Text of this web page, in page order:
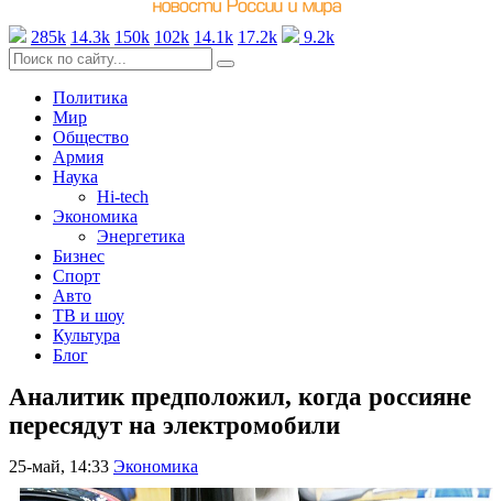
285k 14.3k 150k 102k 14.1k 17.2k 9.2k
Политика
Мир
Общество
Армия
Наука
Hi-tech
Экономика
Энергетика
Бизнес
Спорт
Авто
ТВ и шоу
Культура
Блог
Аналитик предположил, когда россияне
пересядут на электромобили
25-май, 14:33 Экономика